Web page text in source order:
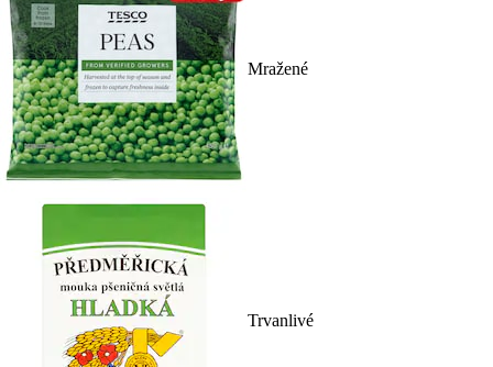
Mražené
Trvanlivé